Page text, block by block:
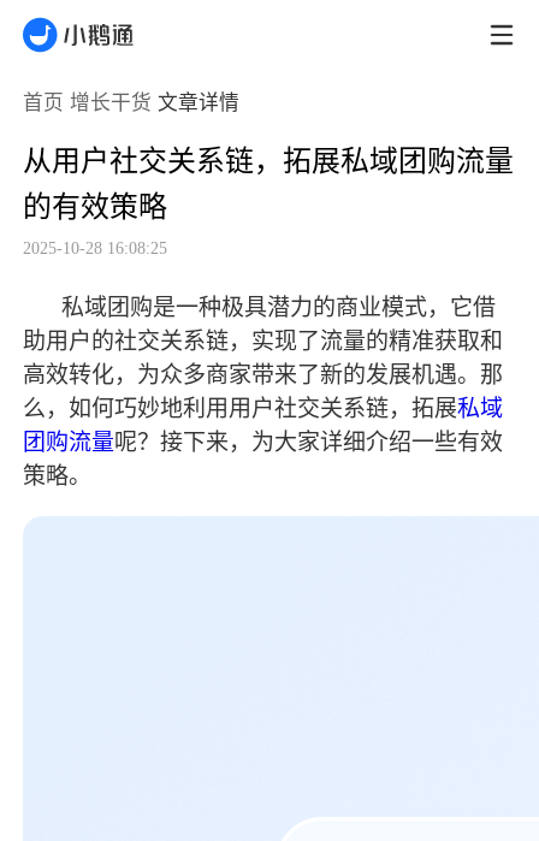
首页 增长干货 文章详情
从用户社交关系链，拓展私域团购流量
的有效策略
2025-10-28 16:08:25
私域团购是一种极具潜力的商业模式，它借
助用户的社交关系链，实现了流量的精准获取和
高效转化，为众多商家带来了新的发展机遇。那
么，如何巧妙地利用用户社交关系链，拓展私域
团购流量呢？接下来，为大家详细介绍一些有效
策略。